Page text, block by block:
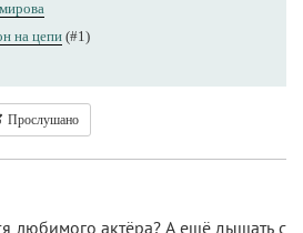
на цепи (#1)
Прослушано
любимого актёра? А ещё дышать с